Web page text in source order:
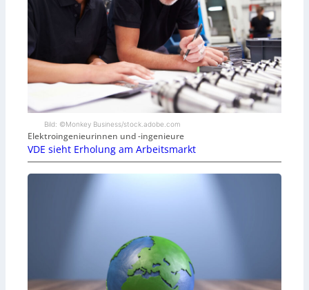
Bild: ©Monkey Business/stock.adobe.com
Elektroingenieurinnen und -ingenieure
VDE sieht Erholung am Arbeitsmarkt